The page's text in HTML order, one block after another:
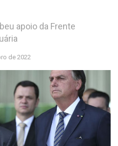
apoio da Frente
de 2022